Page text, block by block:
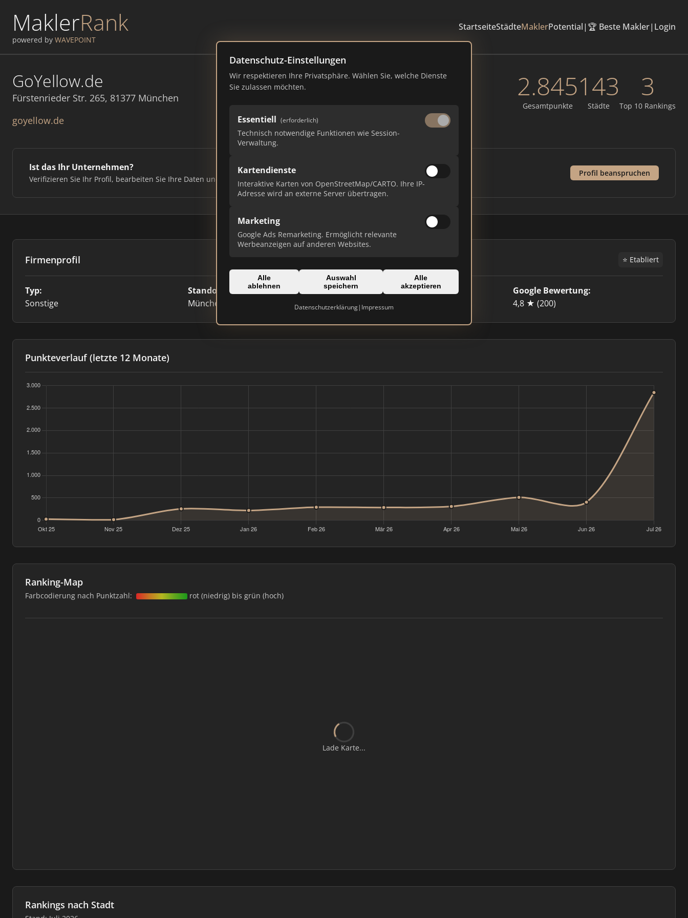
MaklerRank
powered by WAVEPOINT
StartseiteStädteMaklerPotential| 🏆 Beste Makler| Login
Datenschutz-Einstellungen
Wir respektieren Ihre Privatsphäre. Wählen Sie, welche Dienste
Sie zulassen möchten.
Essentiell (erforderlich)
Technisch notwendige Funktionen wie Session-
Verwaltung.
Kartendienste
Interaktive Karten von OpenStreetMap/CARTO. Ihre IP-
Adresse wird an externe Server übertragen.
Marketing
Google Ads Remarketing. Ermöglicht relevante
Werbeanzeigen auf anderen Websites.
Alle
ablehnen
Auswahl
speichern
Alle
akzeptieren
Datenschutzerklärung| Impressum
GoYellow.de
Fürstenrieder Str. 265, 81377 München
goyellow.de
2.845
Gesamtpunkte
143
Städte
3
Top 10 Rankings
Ist das Ihr Unternehmen?
Verifizieren Sie Ihr Profil, bearbeiten Sie Ihre Daten und erhalten Sie monatliche Ranking-Updates.
Profil beanspruchen
Firmenprofil ⭐ Etabliert
Typ:
Sonstige
Standort:
München
Domain:
goyellow.de
Google Bewertung:
4,8 ★ (200)
Punkteverlauf (letzte 12 Monate)
Ranking-Map
Farbcodierung nach Punktzahl: rot (niedrig) bis grün (hoch)
Lade Karte...
Rankings nach Stadt